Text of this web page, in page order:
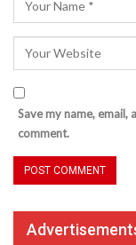
Save my name,
comment.